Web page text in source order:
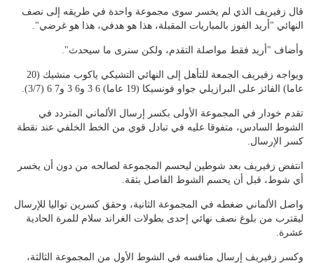
قال زفيريف الذي لم يخسر سوى مجموعة واحدة في طريقه إلى نصف
النهائي "أريد الفوز بالمباريات المقبلة، هذا هو هدفي، هذا هو غرضي".
وأضاف "أريد فقط مواصلة التقدم، ولكن سنرى ما سيحدث".
ويواجه زفيريف الجمعة للتأهل إلى النهائي التشيكي ياكوب منشيك (20
عاما) الفائز على البرازيلي جواو فونسيكا (19 عاما) 6 3 و6 3 و7 6 (3/7).
تقدم خودار في المجموعة الأولى بكسر إرسال الألماني المتردد في
الشوط السادس، متفوقا عليه في تبادل قوي من الخط الخلفي عند نقطة
كسر الإرسال.
انتفض زفيريف بعد شوطين ليحسم المجموعة لصالحه من دون أن يخسر
أي شوط، قبل أن يحسم الشوط الفاصل بثقة.
واصل الألماني ضغطه في المجموعة الثانية، وحقق كسرين تواليا للإرسال
ليقترب من بلوغ نصف نهائي إحدى بطولات الغراند سلام للمرة الحادية
عشرة.
وكسر زفيريف إرسال منافسه في الشوط الأول من المجموعة الثالثة،